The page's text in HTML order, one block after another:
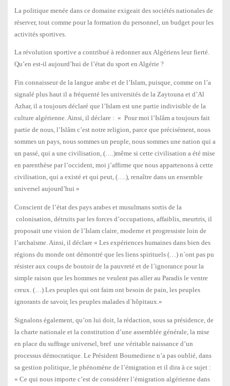
La politique menée dans ce domaine exigeait des sociétés nationales de
réserver, tout comme pour la formation du personnel, un budget pour les
activités sportives.
La révolution sportive a contribué à redonner aux Algériens leur fierté.
Qu’en est-il aujourd’hui de l’état du sport en Algérie ?
Fin connaisseur de la langue arabe et de l’Islam, puisque, comme on l’a
signalé plus haut il a fréquenté les universités de la Zaytouna et d’Al
Azhar, il a toujours déclaré que l’Islam est une partie indivisible de la
culture algérienne. Ainsi, il déclare : « Pour moi l’Islâm a toujours fait
partie de nous, l’Islâm c’est notre religion, parce que précisément, nous
sommes un pays, nous sommes un peuple, nous sommes une nation qui a
un passé, qui a une civilisation, (….)même si cette civilisation a été mise
en parenthèse par l’occident, moi j’affirme que nous appartenons à cette
civilisation, qui a existé et qui peut, (….), renaître dans un ensemble
universel aujourd’hui »
Conscient de l’état des pays arabes et musulmans sortis de la
colonisation, détruits par les forces d’occupations, affaiblis, meurtris, il
proposait une vision de l’Islam claire, moderne et progressiste loin de
l’archaïsme. Ainsi, il déclare « Les expériences humaines dans bien des
régions du monde ont démontré que les liens spirituels (…) n´ont pas pu
résister aux coups de boutoir de la pauvreté et de l´ignorance pour la
simple raison que les hommes ne veulent pas aller au Paradis le ventre
creux. (…) Les peuples qui ont faim ont besoin de pain, les peuples
ignorants de savoir, les peuples malades d´hôpitaux.»
Signalons également, qu’on lui doit, la rédaction, sous sa présidence, de
la charte nationale et la constitution d’une assemblée générale, la mise
en place du suffrage universel, bref une véritable naissance d’un
processus démocratique. Le Président Boumediene n’a pas oublié, dans
sa gestion politique, le phénomène de l’émigration et il dira à ce sujet :
« Ce qui nous importe c’est de considérer l’émigration algérienne dans